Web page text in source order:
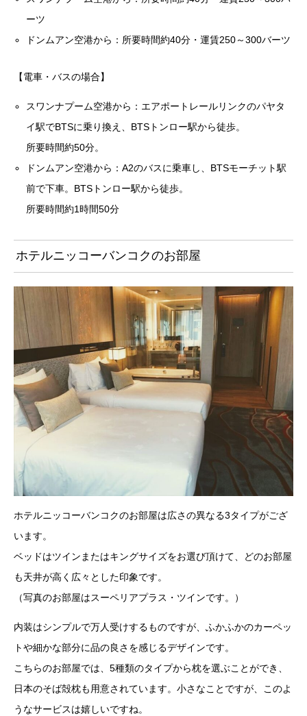
ーツ
ドンムアン空港から：所要時間約40分・運賃250～300バーツ
【電車・バスの場合】
スワンナプーム空港から：エアポートレールリンクのパヤタ
イ駅でBTSに乗り換え、BTSトンロー駅から徒歩。
所要時間約50分。
ドンムアン空港から：A2のバスに乗車し、BTSモーチット駅
前で下車。BTSトンロー駅から徒歩。
所要時間約1時間50分
ホテルニッコーバンコクのお部屋
ホテルニッコーバンコクのお部屋は広さの異なる3タイプがござ
います。
ベッドはツインまたはキングサイズをお選び頂けて、どのお部屋
も天井が高く広々とした印象です。
（写真のお部屋はスーペリアプラス・ツインです。）
内装はシンプルで万人受けするものですが、ふかふかのカーペッ
トや細かな部分に品の良さを感じるデザインです。
こちらのお部屋では、5種類のタイプから枕を選ぶことができ、
日本のそば殻枕も用意されています。小さなことですが、このよ
うなサービスは嬉しいですね。